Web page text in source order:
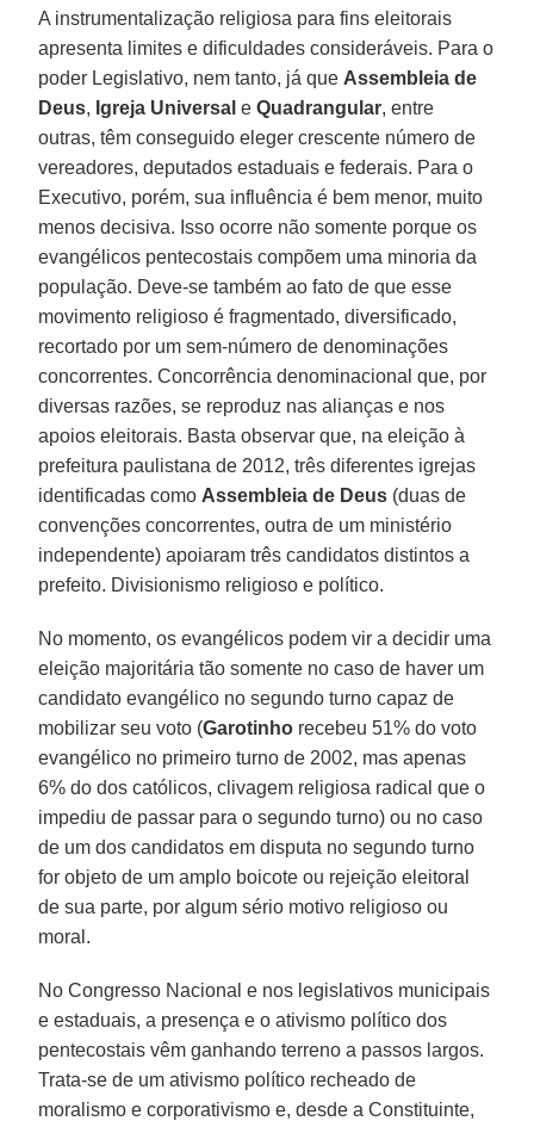
A instrumentalização religiosa para fins eleitorais
apresenta limites e dificuldades consideráveis. Para o
poder Legislativo, nem tanto, já que Assembleia de
Deus, Igreja Universal eQuadrangular, entre
outras, têm conseguido eleger crescente número de
vereadores, deputados estaduais e federais. Para o
Executivo, porém, sua influência é bem menor, muito
menos decisiva. Isso ocorre não somente porque os
evangélicos pentecostais compõem uma minoria da
população. Deve-se também ao fato de que esse
movimento religioso é fragmentado, diversificado,
recortado por um sem-número de denominações
concorrentes. Concorrência denominacional que, por
diversas razões, se reproduz nas alianças e nos
apoios eleitorais. Basta observar que, na eleição à
prefeitura paulistana de 2012, três diferentes igrejas
identificadas como Assembleia de Deus (duas de
convenções concorrentes, outra de um ministério
independente) apoiaram três candidatos distintos a
prefeito. Divisionismo religioso e político.
No momento, os evangélicos podem vir a decidir uma
eleição majoritária tão somente no caso de haver um
candidato evangélico no segundo turno capaz de
mobilizar seu voto (Garotinho recebeu 51% do voto
evangélico no primeiro turno de 2002, mas apenas
6% do dos católicos, clivagem religiosa radical que o
impediu de passar para o segundo turno) ou no caso
de um dos candidatos em disputa no segundo turno
for objeto de um amplo boicote ou rejeição eleitoral
de sua parte, por algum sério motivo religioso ou
moral.
No Congresso Nacional e nos legislativos municipais
e estaduais, a presença e o ativismo político dos
pentecostais vêm ganhando terreno a passos largos.
Trata-se de um ativismo político recheado de
moralismo e corporativismo e, desde a Constituinte,